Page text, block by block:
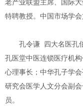
老产业联盟主席、国际
特聘教授。中国市场学
孔令谦 四大名医孔
孔医堂中医连锁医疗机
心理事长；中华孔子学
研究会医学人文分会副
员。